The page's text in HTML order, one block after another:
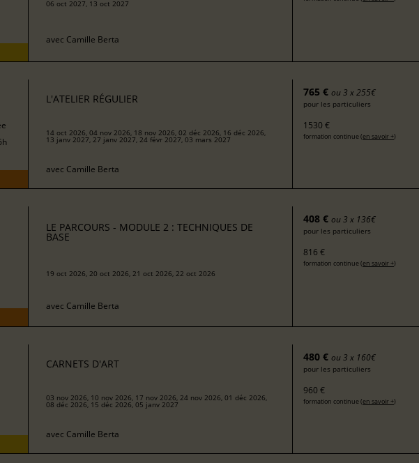
06 oct 2027, 13 oct 2027
avec Camille Berta
L'ATELIER RÉGULIER
14 oct 2026, 04 nov 2026, 18 nov 2026, 02 déc 2026, 16 déc 2026,
13 janv 2027, 27 janv 2027, 24 févr 2027, 03 mars 2027
avec Camille Berta
765 € ou 3 x 255€
pour les particuliers
1530 €
formation continue (en savoir +)
LE PARCOURS - MODULE 2 : TECHNIQUES DE
BASE
19 oct 2026, 20 oct 2026, 21 oct 2026, 22 oct 2026
avec Camille Berta
408 € ou 3 x 136€
pour les particuliers
816 €
formation continue (en savoir +)
CARNETS D'ART
03 nov 2026, 10 nov 2026, 17 nov 2026, 24 nov 2026, 01 déc 2026,
08 déc 2026, 15 déc 2026, 05 janv 2027
avec Camille Berta
480 € ou 3 x 160€
pour les particuliers
960 €
formation continue (en savoir +)